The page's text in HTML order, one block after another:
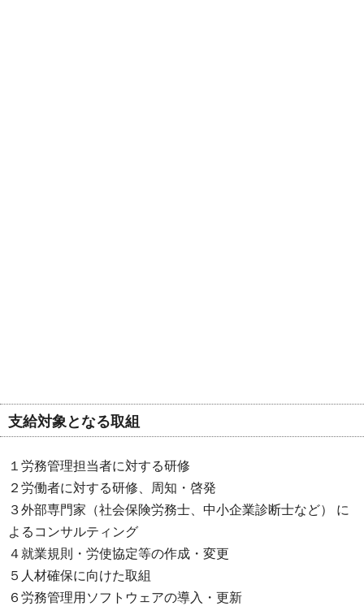
支給対象となる取組
１労務管理担当者に対する研修
２労働者に対する研修、周知・啓発
３外部専門家（社会保険労務士、中小企業診断士など） に
よるコンサルティング
４就業規則・労使協定等の作成・変更
５人材確保に向けた取組
６労務管理用ソフトウェアの導入・更新